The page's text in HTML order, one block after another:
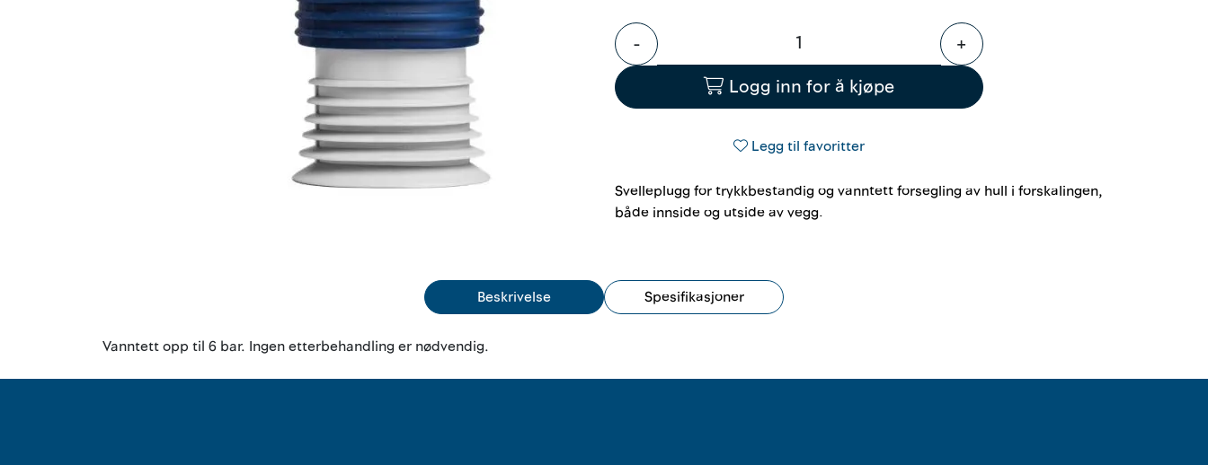
-
+
Logg inn for å kjøpe
Legg til favoritter
Svelleplugg for trykkbestandig og vanntett forsegling av hull i forskalingen,
både innside og utside av vegg.
Beskrivelse Spesifikasjoner
Vanntett opp til 6 bar. Ingen etterbehandling er nødvendig.